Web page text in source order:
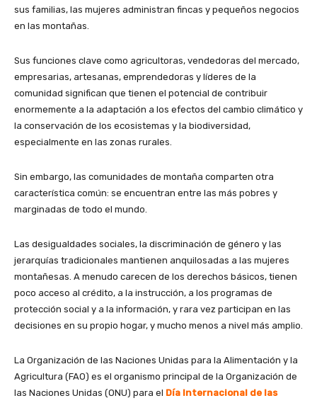
sus familias, las mujeres administran fincas y pequeños negocios
en las montañas.
Sus funciones clave como agricultoras, vendedoras del mercado,
empresarias, artesanas, emprendedoras y líderes de la
comunidad significan que tienen el potencial de contribuir
enormemente a la adaptación a los efectos del cambio climático y
la conservación de los ecosistemas y la biodiversidad,
especialmente en las zonas rurales.
Sin embargo, las comunidades de montaña comparten otra
característica común: se encuentran entre las más pobres y
marginadas de todo el mundo.
Las desigualdades sociales, la discriminación de género y las
jerarquías tradicionales mantienen anquilosadas a las mujeres
montañesas. A menudo carecen de los derechos básicos, tienen
poco acceso al crédito, a la instrucción, a los programas de
protección social y a la información, y rara vez participan en las
decisiones en su propio hogar, y mucho menos a nivel más amplio.
La Organización de las Naciones Unidas para la Alimentación y la
Agricultura (FAO) es el organismo principal de la Organización de
las Naciones Unidas (ONU) para el Día Internacional de las